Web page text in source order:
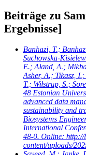
Beiträge zu
Ergebnisse]
Banhazi, T.;
Suchowska-
E.; Aland, A.;
Asher, A.; Tikasz,
T.; Wilstrup, S.;
48 Estonian
advanced data
sustainability and
Biosystems
International
48-0. Online: http://
content/uploads/